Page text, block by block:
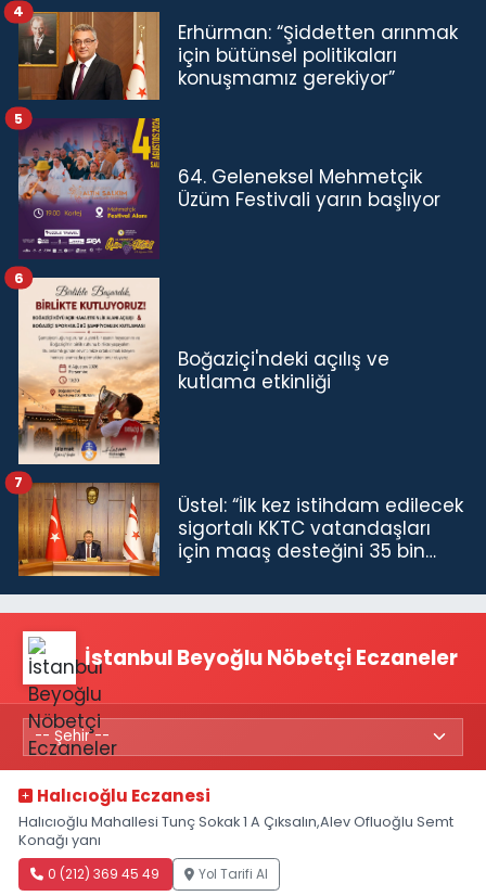
Erhürman: “Şiddetten arınmak
için bütünsel politikaları
konuşmamız gerekiyor”
4
64. Geleneksel Mehmetçik
Üzüm Festivali yarın başlıyor
5
Boğaziçi'ndeki açılış ve
kutlama etkinliği
6
Üstel: “İlk kez istihdam edilecek
sigortalı KKTC vatandaşları
için maaş desteğini 35 bin
7
İstanbul Beyoğlu Nöbetçi Eczaneler
Halıcıoğlu Eczanesi
Halıcıoğlu Mahallesi Tunç Sokak 1 A Çıksalın,Alev Ofluoğlu Semt
Konağı yanı
0 (212) 369 45 49 Yol Tarifi Al